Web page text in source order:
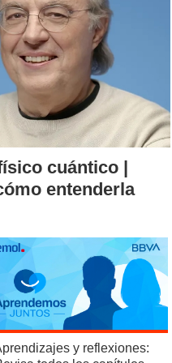
cuántico |
entenderla
y reflexiones: